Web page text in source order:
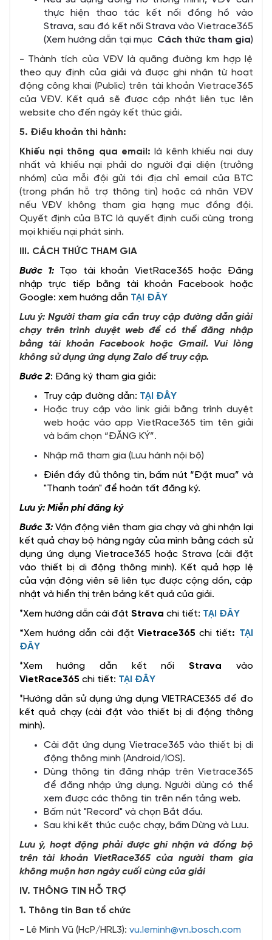
thực hiện thao tác kết nối đồng hồ vào
Strava, sau đó kết nối Strava vào Vietrace365
(Xem hướng dẫn tại mục Cách thức tham gia)
- Thành tích của VĐV là quãng đường km hợp lệ
theo quy định của giải và được ghi nhận từ hoạt
động công khai (Public) trên tài khoản Vietrace365
của VĐV. Kết quả sẽ được cập nhật liên tục lên
website cho đến ngày kết thúc giải.
5. Điều khoản thi hành:
Khiếu nại thông qua email: là kênh khiếu nại duy
nhất và khiếu nại phải do người đại diện (trưởng
nhóm) của mỗi đội gửi tới địa chỉ email của BTC
(trong phần hỗ trợ thông tin) hoặc cá nhân VĐV
nếu VĐV không tham gia hạng mục đồng đội.
Ǫuyết định của BTC là quyết định cuối cùng trong
mọi khiếu nại phát sinh.
III. CÁCH THỨC THAM GIA
Bước 1: Tạo tài khoản VietRace365 hoặc Đăng
nhập trực tiếp bằng tài khoản Facebook hoặc
Google: xem hướng dẫn TẠI ĐÂY
Lưu ý: Người tham gia cần truy cập đường dẫn giải
chạy trên trình duyệt web để có thể đăng nhập
bằng tài khoản Facebook hoặc Gmail. Vui lòng
không sử dụng ứng dụng Zalo để truy cập.
Bước 2: Đăng ký tham gia giải:
Truy cập đường dẫn: TẠI ĐÂY
Hoặc truy cập vào link giải bằng trình duyệt
web hoặc vào app VietRace365 tìm tên giải
và bấm chọn “ĐĂNG KÝ”.
Nhập mã tham gia (Lưu hành nội bộ)
Điền đầy đủ thông tin, bấm nút “Đặt mua” và
"Thanh toán" để hoàn tất đăng ký.
Lưu ý: Miễn phí đăng ký
Bước 3:Vận động viên tham gia chạy và ghi nhận lại
kết quả chạy bộ hàng ngày của mình bằng cách sử
dụng ứng dụng Vietrace365 hoặc Strava (cài đặt
vào thiết bị di động thông minh). Kết quả hợp lệ
của vận động viên sẽ liên tục được cộng dồn, cập
nhật và hiển thị trên bảng kết quả của giải.
*Xem hướng dẫn cài đặt Strava chi tiết: TẠI ĐÂY
*Xem hướng dẫn cài đặtVietrace365 chi tiết: TẠI
ĐÂY
*Xem hướng dẫn kết nối Strava vào
VietRace365 chi tiết: TẠI ĐÂY
*Hướng dẫn sử dụng ứng dụng VIETRACE365 để đo
kết quả chạy (cài đặt vào thiết bị di động thông
minh).
Cài đặt ứng dụng Vietrace365 vào thiết bị di
động thông minh (Android/IOS).
Dùng thông tin đăng nhập trên Vietrace365
để đăng nhập ứng dụng. Người dùng có thể
xem được các thông tin trên nền tảng web.
Bấm nút "Record" và chọn Bắt đầu.
Sau khi kết thúc cuộc chạy, bấm Dừng và Lưu.
Lưu ý, hoạt động phải được ghi nhận và đồng bộ
trên tài khoản VietRace365 của người tham gia
không muộn hơn ngày cuối cùng của giải
IV. THÔNG TIN HỖ TRỢ
1. Thông tin Ban tổ chức
- Lê Minh Vũ (HcP/HRL3): vu.leminh@vn.bosch.com